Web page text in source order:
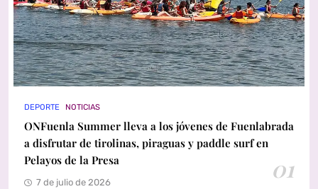
DEPORTE NOTICIAS
ONFuenla Summer lleva a los jóvenes de Fuenlabrada
a disfrutar de tirolinas, piraguas y paddle surf en
Pelayos de la Presa
01
7 de julio de 2026